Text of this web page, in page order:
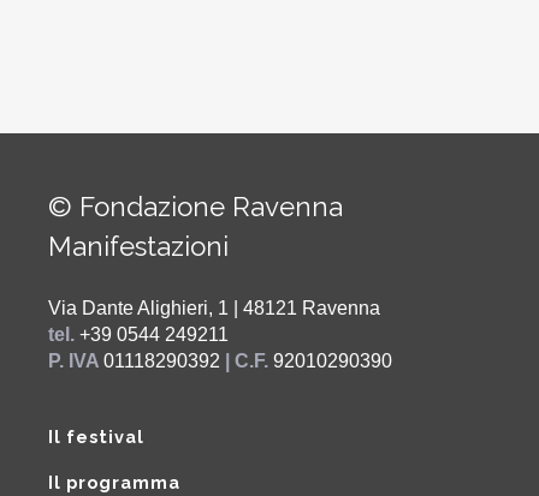
© Fondazione Ravenna
Manifestazioni
Via Dante Alighieri, 1 | 48121 Ravenna
tel. +39 0544 249211
P. IVA 01118290392 | C.F. 92010290390
Il festival
Il programma